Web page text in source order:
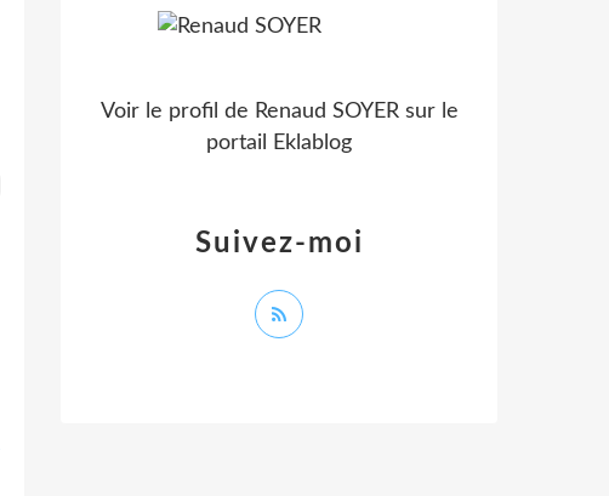
Suivez-moi
Voir le profil de Renaud SOYERsur le
portail Eklablog